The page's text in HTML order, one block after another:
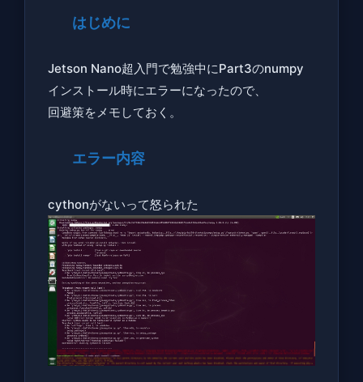
に
ラ
ー
容
対
応
はじめに
Jetson Nano超入門で勉強中にPart3のnumpy
インストール時にエラーになったので、
回避策をメモしておく。
エラー内容
cythonがないって怒られた